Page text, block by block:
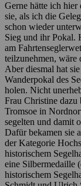
Gerne hätte ich
sie, als ich die
schon wieder
Sieg und ihr Pokal.
am
teilzunehmen,
Aber diesmal hat
Wanderpokal des
holen. Nicht
Frau Christine dazu
Tromsoe in
segelten und damit
Dafür bekamen sie
der Kategorie
historischem
eine Silbermedaille
historischem